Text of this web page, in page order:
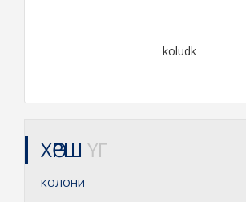
koludk
ХӨРШ ҮГ
КОЛОНИ